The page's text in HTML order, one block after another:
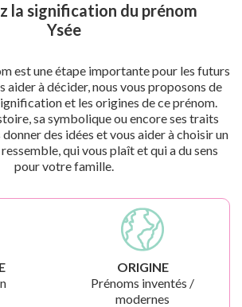
la signification du prénom
Ysée
est une étape importante pour les futurs
aider à décider, nous vous proposons de
et les origines de ce prénom.
sa symbolique ou encore ses traits
des idées et vous aider à choisir un
qui vous plaît et qui a du sens
pour votre famille.
ORIGINE
Prénoms inventés /
modernes